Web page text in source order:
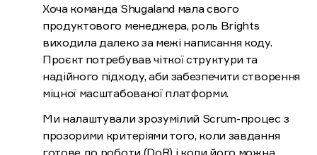
Хоча команда Shugaland мала свого
продуктового менеджера, роль Brights
виходила далеко за межі написання коду.
Проєкт потребував чіткої структури та
надійного підходу, аби забезпечити створення
міцної масштабованої платформи.
Ми налаштували зрозумілий Scrum-процес з
прозорими критеріями того, коли завдання
готове до роботи (DoR) і коли його можна